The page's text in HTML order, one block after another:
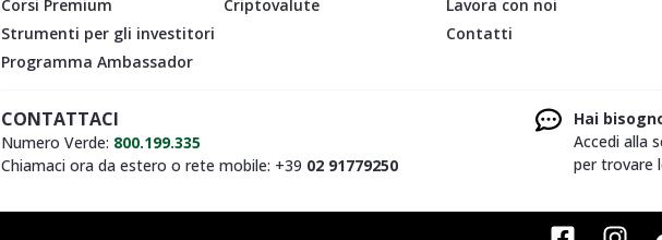
Corsi Premium
Strumenti per gli investitori
Programma Ambassador
Criptovalute
Lavora con noi
Contatti
CONTATTACI
Numero Verde: 800.199.335
Chiamaci ora da estero o rete mobile: +39 02 91779250
Hai
Accedi alla
per trovare